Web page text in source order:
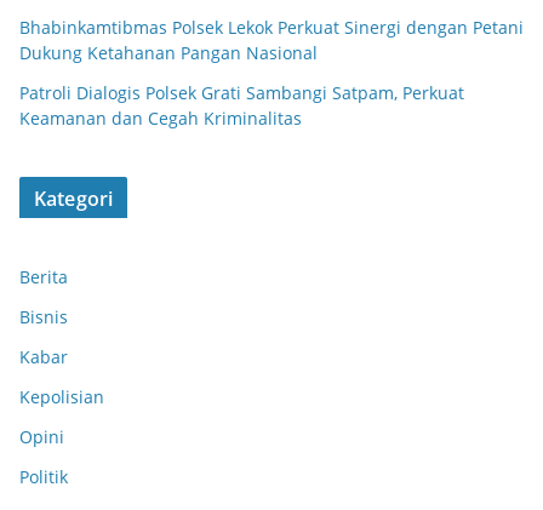
Bhabinkamtibmas Polsek Lekok Perkuat Sinergi dengan Petani
Dukung Ketahanan Pangan Nasional
Patroli Dialogis Polsek Grati Sambangi Satpam, Perkuat
Keamanan dan Cegah Kriminalitas
Kategori
Berita
Bisnis
Kabar
Kepolisian
Opini
Politik